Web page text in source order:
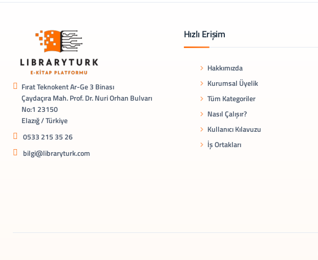
Fırat Teknokent Ar-Ge 3 Binası
Çaydaçıra Mah. Prof. Dr. Nuri Orhan Bulvarı
No:1 23150
Elazığ / Türkiye
0533 215 35 26
bilgi@libraryturk.com
Hızlı Erişim
Hakkımızda
Kurumsal Üyelik
Tüm Kategoriler
Nasıl Çalışır?
Kullanıcı Kılavuzu
İş Ortakları